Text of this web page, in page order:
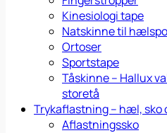
Kinesiologi tape
Natskinne til
Ortoser
Sportstape
Tåskinne – Hallux
storetå
Trykaflastning – hæl, sko
Aflastningssko